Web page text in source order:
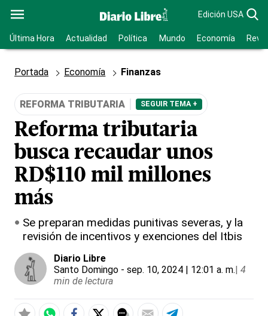
Edición USA
Última Hora Actualidad Política Mundo Economía
Portada Economía Finanzas
REFORMA TRIBUTARIA SEGUIR TEMA +
Reforma tributaria
busca recaudar unos
RD$110 mil millones
más
Se preparan medidas punitivas severas, y la
revisión de incentivos y exenciones del Itbis
Diario Libre
Santo Domingo - sep. 10, 2024 | 12:01 a. m.| 4
min de lectura